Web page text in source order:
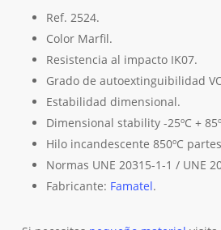
Ref. 2524.
Color Marfil.
Resistencia al impacto IK07.
Grado de autoextinguibilidad
Estabilidad dimensional.
Dimensional stability -25ºC +
Hilo incandescente 850ºC
Normas UNE 20315-1-1 / UNE
Fabricante: Famatel.